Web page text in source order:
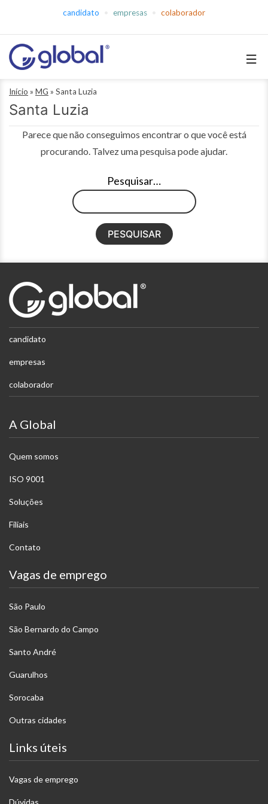
conteúdo
candidato empresas colaborador
Global
Empregos
Início » MG » Santa Luzia
Santa Luzia
Parece que não conseguimos encontrar o que você está
procurando. Talvez uma pesquisa pode ajudar.
Pesquisar…
candidato
empresas
colaborador
A Global
Quem somos
ISO 9001
Soluções
Filiais
Contato
Vagas de emprego
São Paulo
São Bernardo do Campo
Santo André
Guarulhos
Sorocaba
Outras cidades
Links úteis
Vagas de emprego
Dúvidas